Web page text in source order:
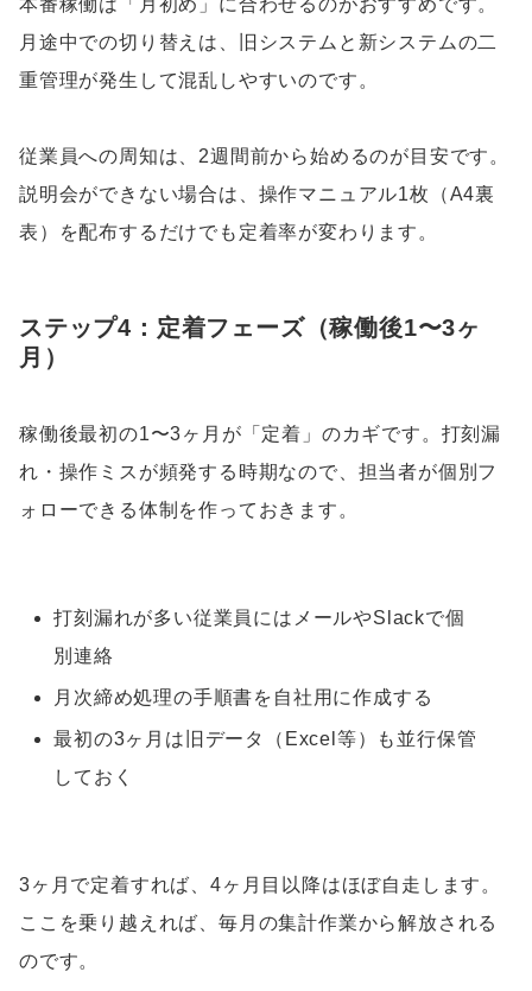
月途中での切り替えは、旧システムと新システムの二
重管理が発生して混乱しやすいのです。
従業員への周知は、2週間前から始めるのが目安です。
説明会ができない場合は、操作マニュアル1枚（A4裏
表）を配布するだけでも定着率が変わります。
ステップ4：定着フェーズ（稼働後1〜3ヶ
月）
稼働後最初の1〜3ヶ月が「定着」のカギです。打刻漏
れ・操作ミスが頻発する時期なので、担当者が個別フ
ォローできる体制を作っておきます。
打刻漏れが多い従業員にはメールやSlackで個
別連絡
月次締め処理の手順書を自社用に作成する
最初の3ヶ月は旧データ（Excel等）も並行保管
しておく
3ヶ月で定着すれば、4ヶ月目以降はほぼ自走します。
ここを乗り越えれば、毎月の集計作業から解放される
のです。